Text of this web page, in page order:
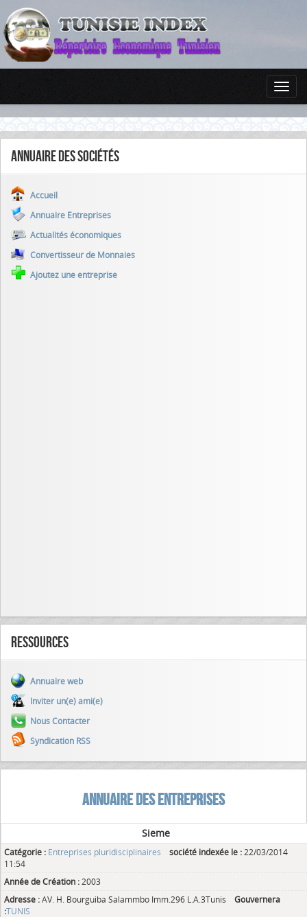
Annuaire des sociétés
Accueil
Annuaire Entreprises
Actualités économiques
Convertisseur de Monnaies
Ajoutez une entreprise
Ressources
Annuaire web
Inviter un(e) ami(e)
Nous Contacter
Syndication RSS
ANNUAIRE DES ENTREPRISES
Sieme
Catégorie : Entreprises pluridisciplinaires société indexée le : 22/03/2014
11:54
Année de Création : 2003
Adresse :AV. H. Bourguiba Salammbo Imm.296 L.A.3Tunis
Gouvernera
:TUNIS